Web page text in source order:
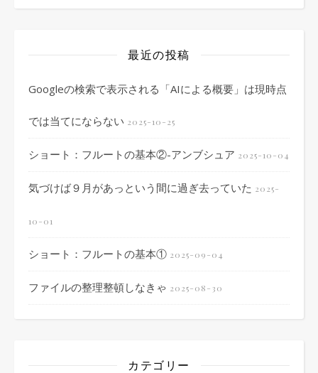
最近の投稿
Googleの検索で表示される「AIによる概要」は現時点
では当てにならない 2025-10-25
ショート：フルートの基本②-アンブシュア 2025-10-04
気づけば９月があっという間に過ぎ去っていた 2025-
10-01
ショート：フルートの基本① 2025-09-04
ファイルの整理整頓しなきゃ 2025-08-30
カテゴリー